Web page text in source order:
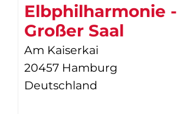
Elbphilharmonie -
Großer Saal
Am Kaiserkai
20457 Hamburg
Deutschland